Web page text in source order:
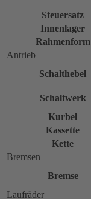
Steuersatz
Innenlager
Rahmenform
Antrieb
Schalthebel
Schaltwerk
Kurbel
Kassette
Kette
Bremsen
Bremse
Laufräder